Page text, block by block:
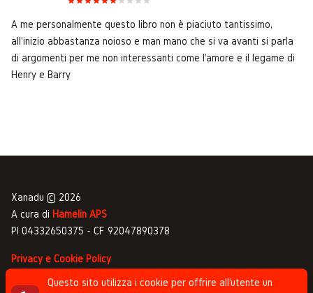
A me personalmente questo libro non è piaciuto tantissimo,
all'inizio abbastanza noioso e man mano che si va avanti si parla
di argomenti per me non interessanti come l'amore e il legame di
Henry e Barry
Xanadu © 2026
A cura di Hamelin APS
PI 04332650375 - CF 92047890378
Privacy e Cookie Policy
Gestione commenti
Questo sito utilizza i cookie per offrire all'utente un